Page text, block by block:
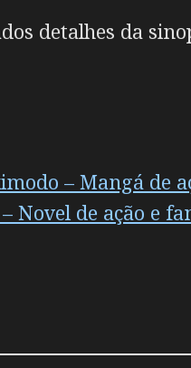
detalhes da
– Mangá de
Novel de ação e